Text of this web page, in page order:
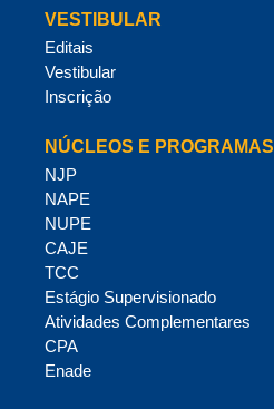
VESTIBULAR
Editais
Vestibular
Inscrição
NÚCLEOS E PROGRAMAS
NJP
NAPE
NUPE
CAJE
TCC
Estágio Supervisionado
Atividades Complementares
CPA
Enade